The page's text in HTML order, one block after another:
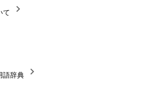
て chevron_right
語辞典 chevron_right